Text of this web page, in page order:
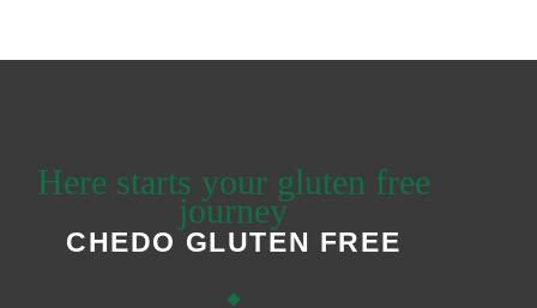
Here starts your gluten free
journey
CHEDO GLUTEN FREE